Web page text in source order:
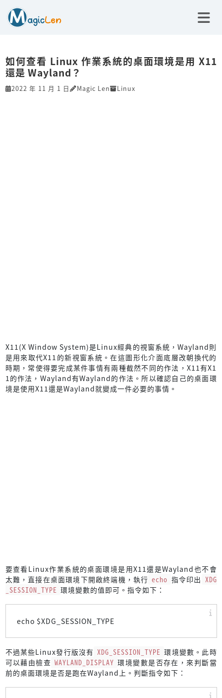
如何查看 Linux 作業系統的桌面環境是用 X11
還是 Wayland？
2022 年 11 月 1 日 Magic Len Linux
X11(X Window System)是Linux經典的視窗系統，Wayland則
是用來取代X11的新視窗系統。在這圖形化介面底層改朝換代的
時期，常使得要完成某件事情有兩種截然不同的作法，X11有X1
1的作法，Wayland有Wayland的作法。所以確認自己的桌面環
境是使用X11還是Wayland就變成一件必要的事情。
要查看Linux作業系統的桌面環境是用X11還是Wayland也不會
太難，直接在桌面環境下開啟終端機，執行 echo 指令印出 XDG
_SESSION_TYPE 環境變數的值即可。指令如下：
echo $XDG_SESSION_TYPE
不過某些Linux發行版沒有 XDG_SESSION_TYPE 環境變數。此時
可以藉由檢查 WAYLAND_DISPLAY 環境變數是否存在，來判斷當
前的桌面環境是否是跑在Wayland上。判斷指令如下：